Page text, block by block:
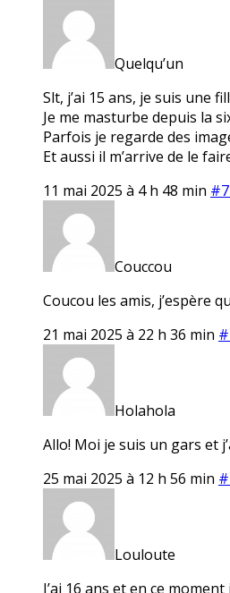
Quelqu’un
Slt, j’ai 15 ans, je suis une
Je me masturbe depuis la
Parfois je regarde des
Et aussi il m’arrive de le
11 mai 2025 à 4 h 48 min
Couccou
Coucou les amis, j’espère
21 mai 2025 à 22 h 36 min
Holahola
Allo! Moi je suis un gars et
25 mai 2025 à 12 h 56 min
Louloute
J’ai 16 ans et en ce